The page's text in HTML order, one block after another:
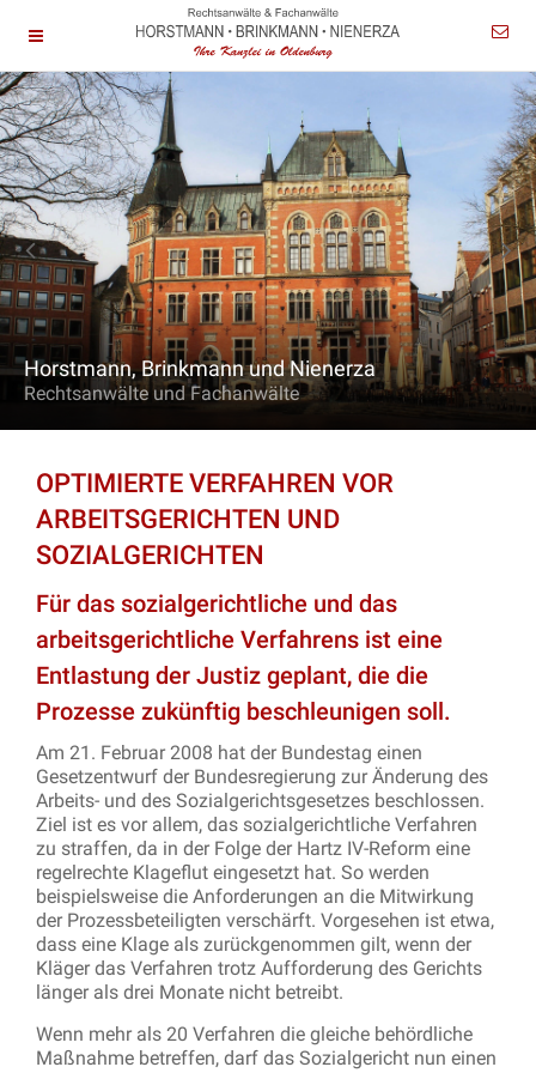
Horstmann, Brinkmann und Nienerza
Rechtsanwälte und Fachanwälte
OPTIMIERTE VERFAHREN VOR
ARBEITSGERICHTEN UND
SOZIALGERICHTEN
Für das sozialgerichtliche und das
arbeitsgerichtliche Verfahrens ist eine
Entlastung der Justiz geplant, die die
Prozesse zukünftig beschleunigen soll.
Am 21. Februar 2008 hat der Bundestag einen
Gesetzentwurf der Bundesregierung zur Änderung des
Arbeits- und des Sozialgerichtsgesetzes beschlossen.
Ziel ist es vor allem, das sozialgerichtliche Verfahren
zu straffen, da in der Folge der Hartz IV-Reform eine
regelrechte Klageflut eingesetzt hat. So werden
beispielsweise die Anforderungen an die Mitwirkung
der Prozessbeteiligten verschärft. Vorgesehen ist etwa,
dass eine Klage als zurückgenommen gilt, wenn der
Kläger das Verfahren trotz Aufforderung des Gerichts
länger als drei Monate nicht betreibt.
Wenn mehr als 20 Verfahren die gleiche behördliche
Maßnahme betreffen, darf das Sozialgericht nun einen